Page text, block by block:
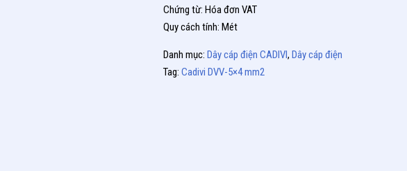
Chứng từ: Hóa đơn VAT
Quy cách tính: Mét
Danh mục:Dây cáp điện CADIVI,Dây cáp điện
Tag:Cadivi DVV-5×4 mm2